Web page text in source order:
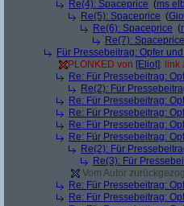
Re(4): Spaceprice (ms
Re(5): Spaceprice (
Re(6): Spaceprice (
Re(7): Spaceprice
Für Pressebeitrag: Opfer
PLONKED von [Eliot]: link
Re: Für Pressebeitrag:
Re(2): Für
Re: Für Pressebeitrag:
Re: Für Pressebeitrag:
Re: Für Pressebeitrag:
Re: Für Pressebeitrag:
Re(2): Für
Re(3): Für
Vom Autor
Re: Für Pressebeitrag:
Re: Für Pressebeitrag: